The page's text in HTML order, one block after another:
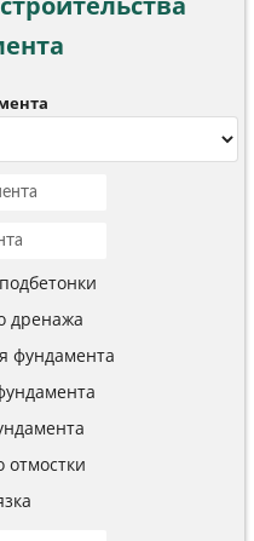
дренажа
фундамента
отмостки